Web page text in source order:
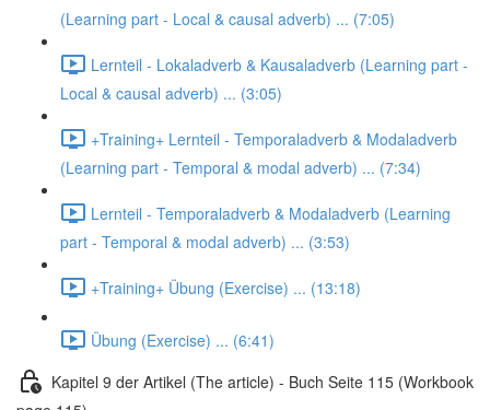
(Learning part - Local & causal adverb) ... (7:05)
Lernteil - Lokaladverb & Kausaladverb (Learning part -
Local & causal adverb) ... (3:05)
+Training+ Lernteil - Temporaladverb & Modaladverb
(Learning part - Temporal & modal adverb) ... (7:34)
Lernteil - Temporaladverb & Modaladverb (Learning
part - Temporal & modal adverb) ... (3:53)
+Training+ Übung (Exercise) ... (13:18)
Übung (Exercise) ... (6:41)
Kapitel 9 der Artikel (The article) - Buch Seite 115 (Workbook